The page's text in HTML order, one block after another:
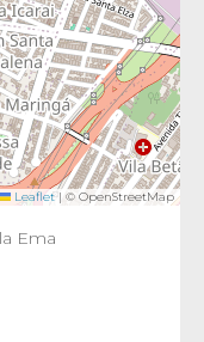
Leaflet | © OpenStreetMap
Ema